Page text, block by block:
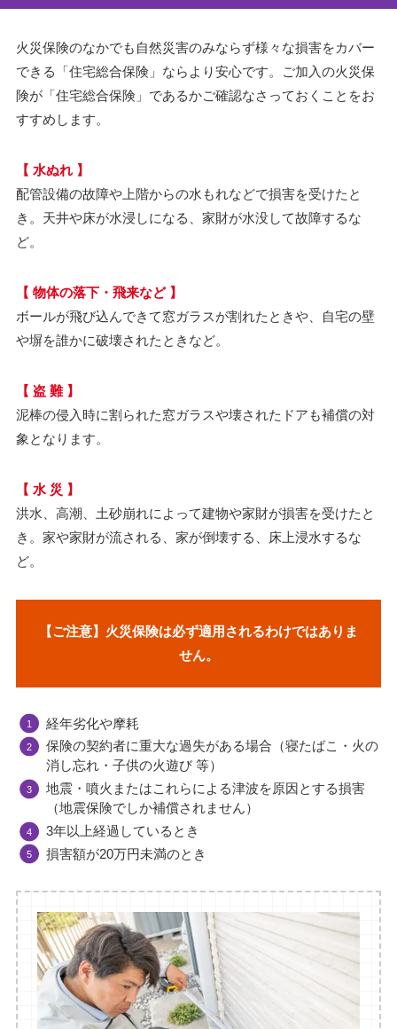
火災保険のなかでも自然災害のみならず様々な損害をカバー
できる「住宅総合保険」ならより安心です。ご加入の火災保
険が「住宅総合保険」であるかご確認なさっておくことをお
すすめします。
【 水ぬれ 】
配管設備の故障や上階からの水もれなどで損害を受けたと
き。天井や床が水浸しになる、家財が水没して故障するな
ど。
【 物体の落下・飛来など 】
ボールが飛び込んできて窓ガラスが割れたときや、自宅の壁
や塀を誰かに破壊されたときなど。
【 盗 難 】
泥棒の侵入時に割られた窓ガラスや壊されたドアも補償の対
象となります。
【 水 災 】
洪水、高潮、土砂崩れによって建物や家財が損害を受けたと
き。家や家財が流される、家が倒壊する、床上浸水するな
ど。
【ご注意】火災保険は必ず適用されるわけではありま
せん。
経年劣化や摩耗
保険の契約者に重大な過失がある場合（寝たばこ・火の
消し忘れ・子供の火遊び 等）
地震・噴火またはこれらによる津波を原因とする損害
（地震保険でしか補償されません）
3年以上経過しているとき
損害額が20万円未満のとき